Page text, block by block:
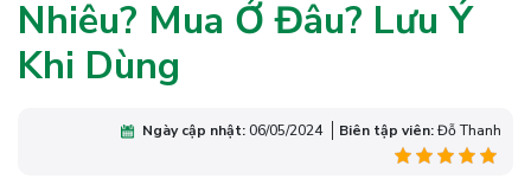
Nhiêu? Mua Ở Đâu? Lưu Ý
Khi Dùng
Ngày cập nhật:06/05/2024 Biên tập viên:Đỗ Thanh